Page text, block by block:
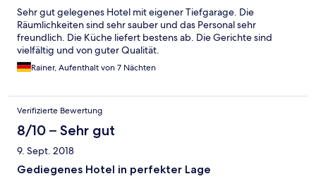
Sehr gut gelegenes Hotel mit eigener Tiefgarage. Die
Räumlichkeiten sind sehr sauber und das Personal sehr
freundlich. Die Küche liefert bestens ab. Die Gerichte sind
vielfältig und von guter Qualität.
Rainer, Aufenthalt von 7 Nächten
Verifizierte Bewertung
8/10 – Sehr gut
9. Sept. 2018
Gediegenes Hotel in perfekter Lage